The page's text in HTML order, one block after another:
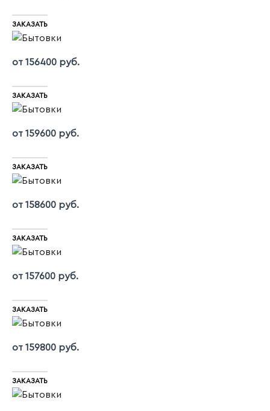
ЗАКАЗАТЬ
от 156400 руб.
ЗАКАЗАТЬ
от 159600 руб.
ЗАКАЗАТЬ
от 158600 руб.
ЗАКАЗАТЬ
от 157600 руб.
ЗАКАЗАТЬ
от 159800 руб.
ЗАКАЗАТЬ